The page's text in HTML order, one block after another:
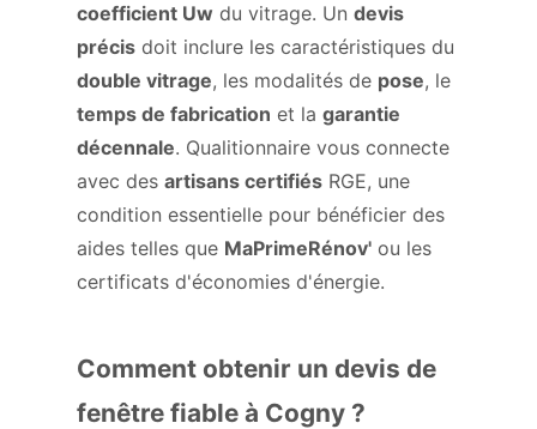
coefficient Uw du vitrage. Un devis
précis doit inclure les caractéristiques du
double vitrage, les modalités de pose, le
temps de fabrication et la garantie
décennale. Qualitionnaire vous connecte
avec des artisans certifiés RGE, une
condition essentielle pour bénéficier des
aides telles que MaPrimeRénov' ou les
certificats d'économies d'énergie.
Comment obtenir un devis de
fenêtre fiable à Cogny ?